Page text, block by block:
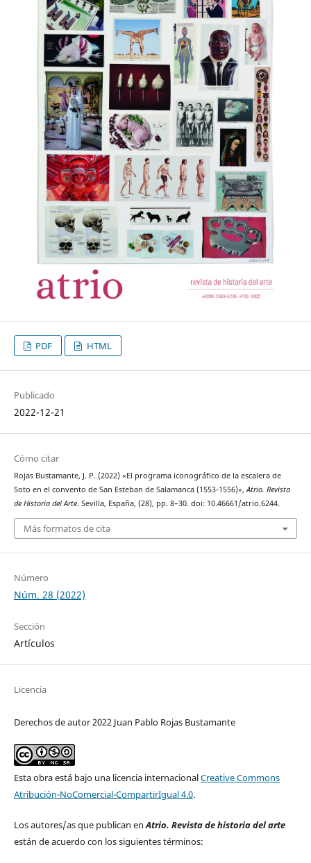
PDF HTML
Publicado
2022-12-21
Cómo citar
Rojas Bustamante, J. P. (2022) «El programa iconográfico de la escalera de
Soto en el convento de San Esteban de Salamanca (1553-1556)»,Atrio. Revista
de Historia del Arte. Sevilla, España, (28), pp. 8–30. doi: 10.46661/atrio.6244.
Más formatos de cita
Número
Núm. 28 (2022)
Sección
Artículos
Licencia
Derechos de autor 2022 Juan Pablo Rojas Bustamante
Esta obra está bajo una licencia internacionalCreative Commons
Atribución-NoComercial-CompartirIgual 4.0.
Los autores/as que publican enAtrio. Revista de historia del arte
están de acuerdo con los siguientes términos: